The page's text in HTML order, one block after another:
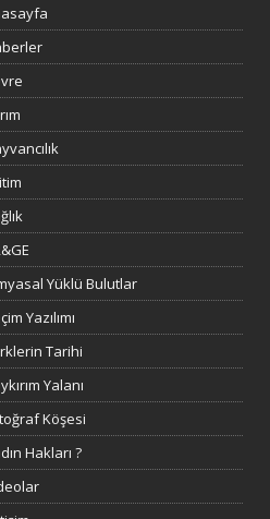
Yüklü Bulutlar
Yazılımı
Tarihi
Yalanı
Köşesi
Hakları ?